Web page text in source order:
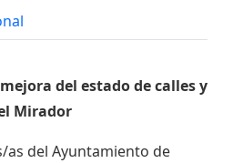
del estado de calles y
Mirador
as del Ayuntamiento de